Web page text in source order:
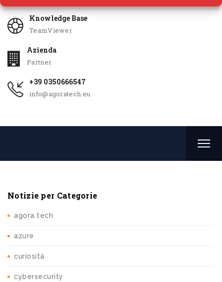
Knowledge Base
TeamViewer
Azienda
Partner
+39 0350666547
info@agoratech.eu
Notizie per Categorie
agora tech
azure
curiosità
cybersecurity